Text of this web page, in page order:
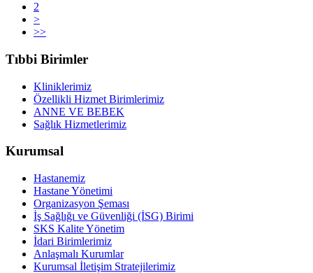
2
>
>>
Tıbbi Birimler
Kliniklerimiz
Özellikli Hizmet Birimlerimiz
ANNE VE BEBEK
Sağlık Hizmetlerimiz
Kurumsal
Hastanemiz
Hastane Yönetimi
Organizasyon Şeması
İş Sağlığı ve Güvenliği (İSG) Birimi
SKS Kalite Yönetim
İdari Birimlerimiz
Anlaşmalı Kurumlar
Kurumsal İletişim Stratejilerimiz